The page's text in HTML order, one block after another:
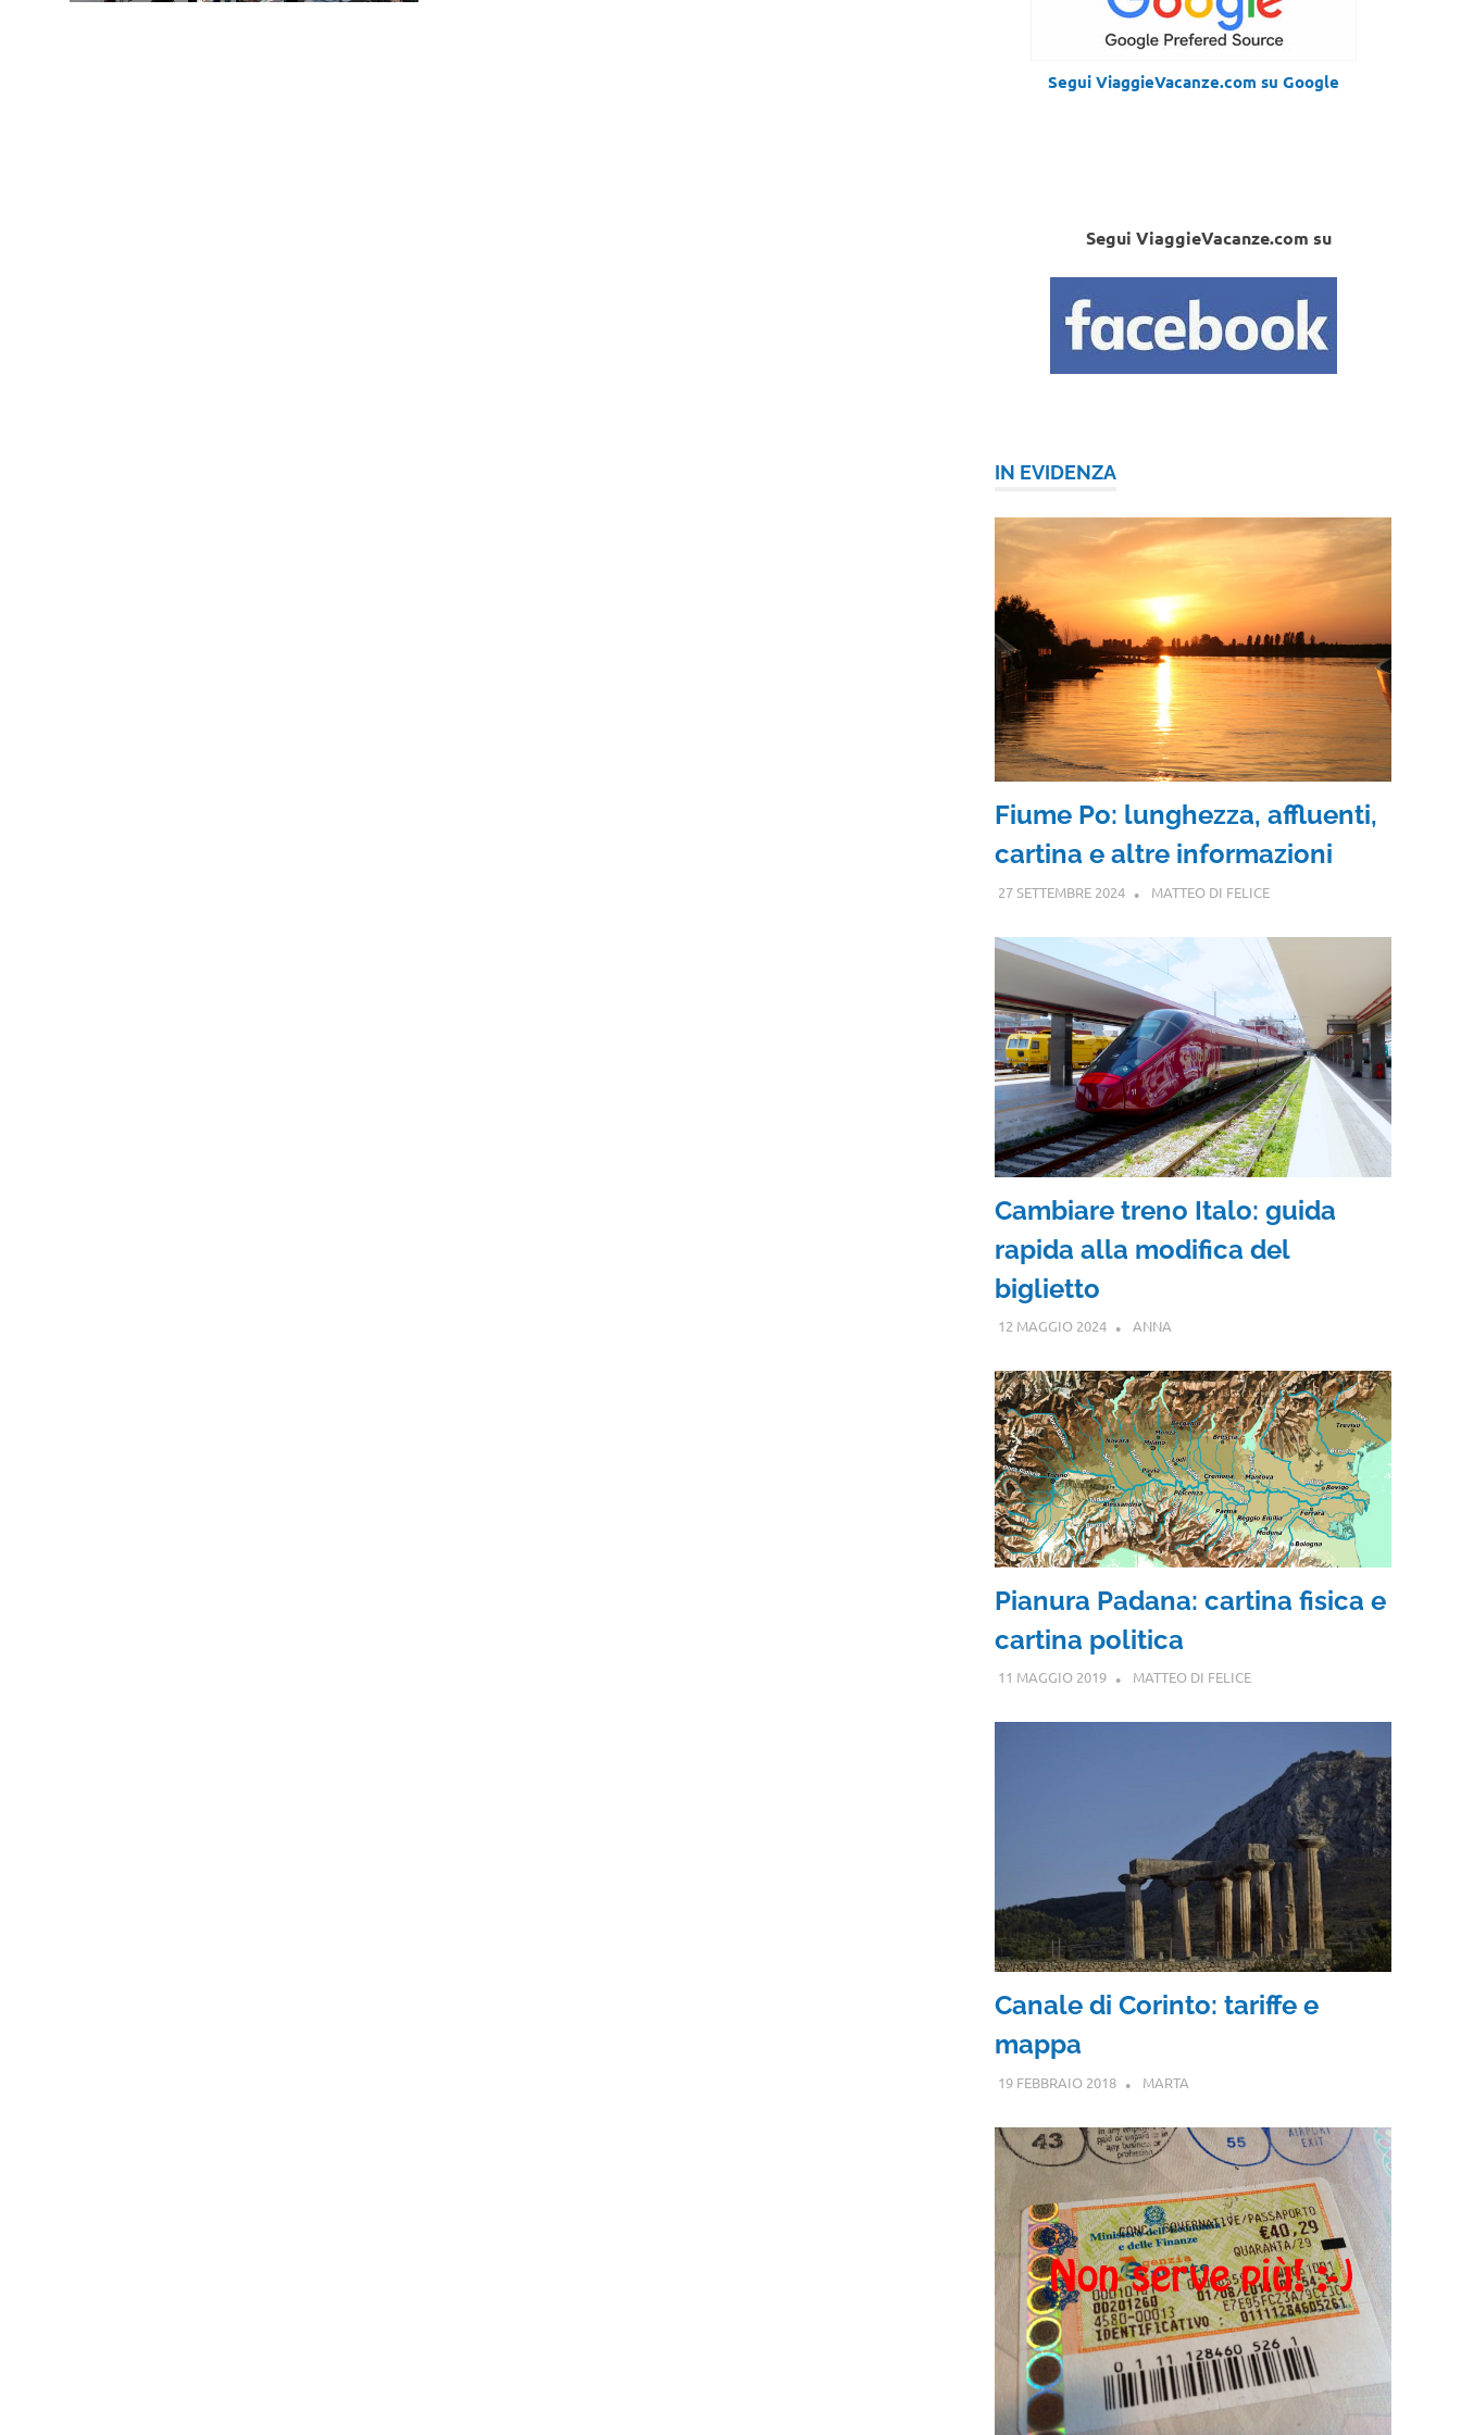
Segui ViaggieVacanze.com su Google
Segui ViaggieVacanze.com su
IN EVIDENZA
Fiume Po: lunghezza, affluenti,
cartina e altre informazioni
27 SETTEMBRE 2024 MATTEO DI FELICE
Cambiare treno Italo: guida
rapida alla modifica del
biglietto
12 MAGGIO 2024 ANNA
Pianura Padana: cartina fisica e
cartina politica
11 MAGGIO 2019 MATTEO DI FELICE
Canale di Corinto: tariffe e
mappa
19 FEBBRAIO 2018 MARTA